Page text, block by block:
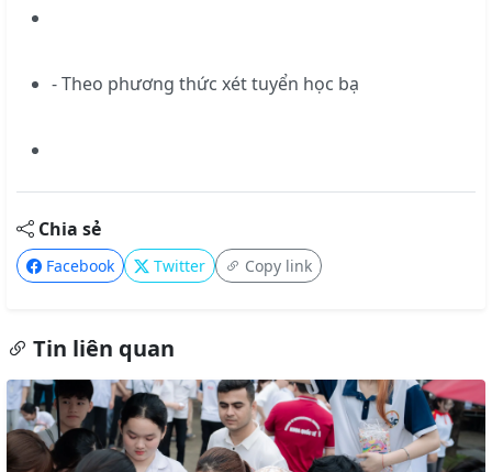
- Theo phương thức xét tuyển học bạ
Chia sẻ
Facebook Twitter Copy link
Tin liên quan